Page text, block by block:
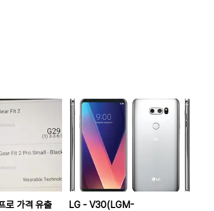
로 가격 유출
LG - V30(LGM-